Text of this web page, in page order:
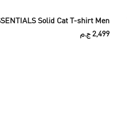
Solid Cat T-shirt Men
2,499 ج.م